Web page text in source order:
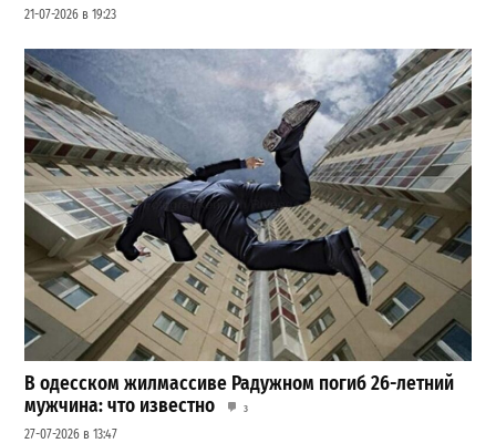
21-07-2026 в 19:23
В одесском жилмассиве Радужном погиб 26-летний
мужчина: что известно
3
27-07-2026 в 13:47